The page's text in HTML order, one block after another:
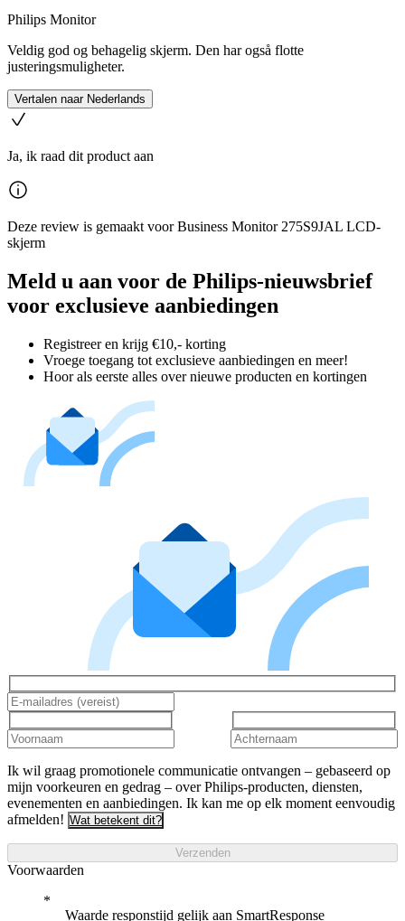
Philips Monitor
Veldig god og behagelig skjerm. Den har også flotte
justeringsmuligheter.
Vertalen naar Nederlands
Ja, ik raad dit product aan
Deze review is gemaakt voor Business Monitor 275S9JAL LCD-
skjerm
Meld u aan voor de Philips-nieuwsbrief
voor exclusieve aanbiedingen
Registreer en krijg €10,- korting
Vroege toegang tot exclusieve aanbiedingen en meer!
Hoor als eerste alles over nieuwe producten en kortingen
Ik wil graag promotionele communicatie ontvangen – gebaseerd op
mijn voorkeuren en gedrag – over Philips-producten, diensten,
evenementen en aanbiedingen. Ik kan me op elk moment eenvoudig
afmelden! Wat betekent dit?
Verzenden
Voorwaarden
Waarde responstijd gelijk aan SmartResponse